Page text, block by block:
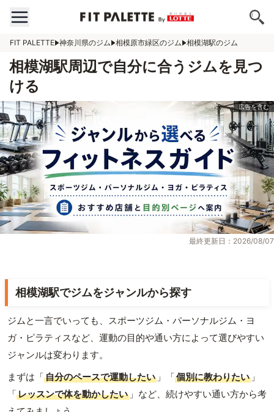
FIT PALETTE 神奈川県のジム 相模原市緑区のジム 相模湖駅のジム
相模湖駅周辺で自分に合うジムを見つ
ける
最終更新日：2026/08/07
相模湖駅でジムをジャンルから探す
ジムと一言でいっても、スポーツジム・パーソナルジム・ヨ
ガ・ピラティスなど、運動の目的や通い方によって選びやすい
ジャンルは変わります。
まずは「自分のペースで運動したい 」「個別に教わりたい 」
「レッスンで体を動かしたい 」など、続けやすい通い方から考